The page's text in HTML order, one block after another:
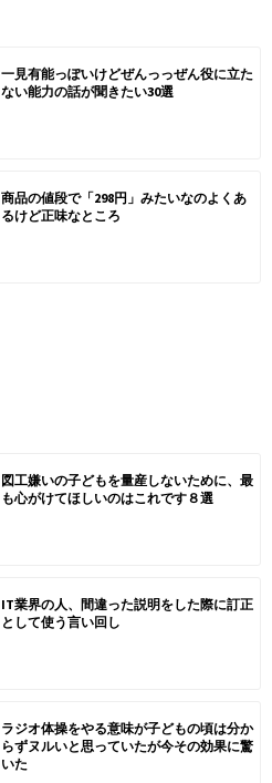
一見有能っぽいけどぜんっっぜん役に立た
ない能力の話が聞きたい30選
商品の値段で「298円」みたいなのよくあ
るけど正味なところ
図工嫌いの子どもを量産しないために、最
も心がけてほしいのはこれです８選
IT業界の人、間違った説明をした際に訂正
として使う言い回し
ラジオ体操をやる意味が子どもの頃は分か
らずヌルいと思っていたが今その効果に驚
いた